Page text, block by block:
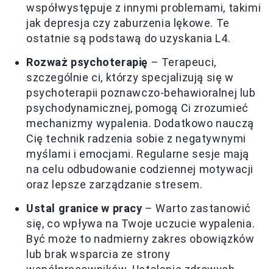
współwystępuje z innymi problemami, takimi
jak depresja czy zaburzenia lękowe. Te
ostatnie są podstawą do uzyskania L4.
Rozważ psychoterapię – Terapeuci,
szczególnie ci, którzy specjalizują się w
psychoterapii poznawczo-behawioralnej lub
psychodynamicznej, pomogą Ci zrozumieć
mechanizmy wypalenia. Dodatkowo nauczą
Cię technik radzenia sobie z negatywnymi
myślami i emocjami. Regularne sesje mają
na celu odbudowanie codziennej motywacji
oraz lepsze zarządzanie stresem.
Ustal granice w pracy – Warto zastanowić
się, co wpływa na Twoje uczucie wypalenia.
Być może to nadmierny zakres obowiązków
lub brak wsparcia ze strony